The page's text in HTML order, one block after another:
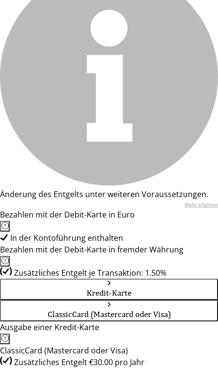
Änderung des Entgelts unter weiteren Voraussetzungen.
Mehr erfahren
Bezahlen mit der Debit-Karte in Euro
In der Kontoführung enthalten
Bezahlen mit der Debit-Karte in fremder Währung
Zusätzliches Entgelt je Transaktion: 1.50%
Kredit-Karte
ClassicCard (Mastercard oder Visa)
Ausgabe einer Kredit-Karte
ClassicCard (Mastercard oder Visa)
Zusätzliches Entgelt €30.00 pro Jahr